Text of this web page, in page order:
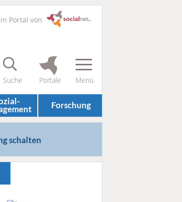
Portal von
Forschung
schalten